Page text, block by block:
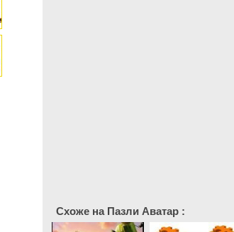
Схоже на Пазли Аватар :